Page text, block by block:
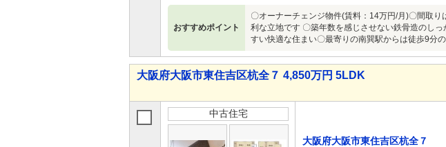
おすすめポイント
〇オーナーチェンジ物件(賃料：14万円/月)〇間取
利な立地です 〇築年数を感じさせない鉄骨造のし
すい快適な住まい〇最寄りの南巽駅からは徒歩9分
大阪府大阪市東住吉区杭全７ 4,850万円 5LDK
中古住宅
大阪府大阪市東住吉区杭全７